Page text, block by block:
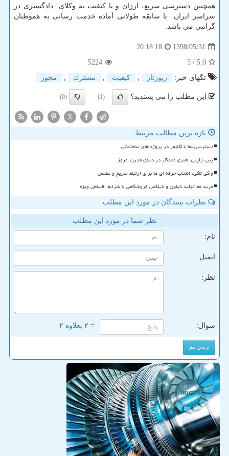
همچنین دسترسی سریع، ارزان و با کیفیت به وکلای دادگستری در
سراسر ایران با سابقه طولانی آماده خدمت رسانی به هموطنان
گرامی می باشد.
1398/05/31
20:18:18
5.0
/ 5
5224
تگهای خبر:
رپورتاژ , كیفیت , مشترك , مجوز
این مطلب را می پسندید؟ (1)
(0)
X
تازه ترین مطالب مرتبط
دسترسی نما با کلایمر در پروژه های ساختمانی
پیپ ژاپنی، هنری ماندگار در دنیای مدرن امروز
واکی تاکی، انتخاب حرفه ای ها برای ارتباط سریع و مطمئن
خرید خط تولید نایلون و نایلکس فروشگاهی با شرایط اقساطی ویژه
نظرات بینندگان در مورد این مطلب
نظر شما در مورد این مطلب
نام:
ایمیل:
نظر:
سوال: = ۲ بعلاوه ۲